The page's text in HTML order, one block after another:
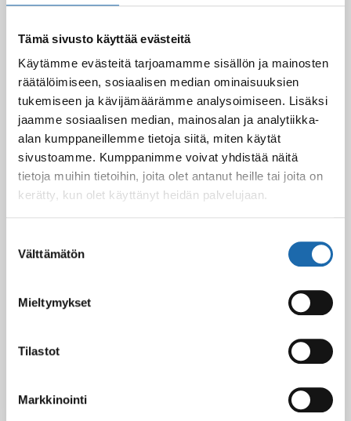
Tämä sivusto käyttää evästeitä
Käytämme evästeitä tarjoamamme sisällön ja mainosten
räätälöimiseen, sosiaalisen median ominaisuuksien
tukemiseen ja kävijämäärämme analysoimiseen. Lisäksi
jaamme sosiaalisen median, mainosalan ja analytiikka-
alan kumppaneillemme tietoja siitä, miten käytät
sivustoamme. Kumppanimme voivat yhdistää näitä
tietoja muihin tietoihin, joita olet antanut heille tai joita on
kerätty, kun olet käyttänyt heidän palvelujaan.
valinta
Välttämätön
Mieltymykset
Tilastot
Markkinointi
oiva apu tällaiseen tilanteeseen. Se sumutetaan pinnoille
Softcare-sarjassa onhajunpoistajaveneen epämiellyttävien
tuoksujen poistoon on. Sitä sumutetaan hajun lähteeseen tai
ilmaan, missä haju tuntuu. Se ei vain peitä tuoksua, vaan
hajottaa sen alkuperäisen aiheuttajan ja poistaa sen
kokonaan. Tätä tuotetta kannattaa pitää aina mukana ja se
toimii tehokkaasti myös WC:ssä.